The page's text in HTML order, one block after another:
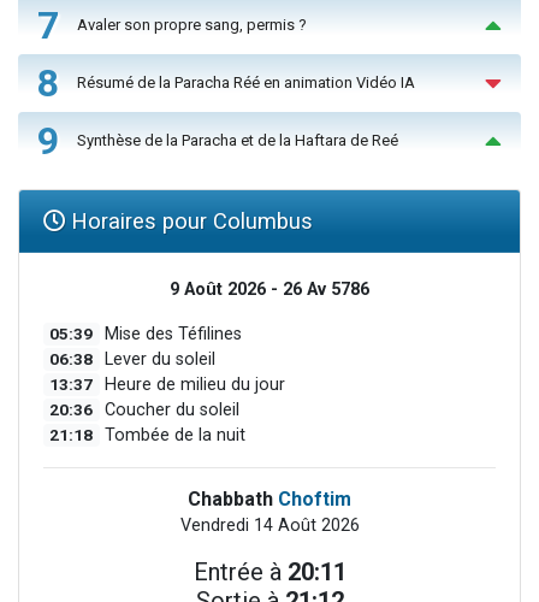
7 Avaler son propre sang, permis ?
8 Résumé de la Paracha Réé en animation Vidéo IA
9 Synthèse de la Paracha et de la Haftara de Reé
Horaires pour Columbus
9 Août 2026 - 26 Av 5786
05:39 Mise des Téfilines
06:38 Lever du soleil
13:37 Heure de milieu du jour
20:36 Coucher du soleil
21:18 Tombée de la nuit
Chabbath Choftim
Vendredi 14 Août 2026
Entrée à 20:11